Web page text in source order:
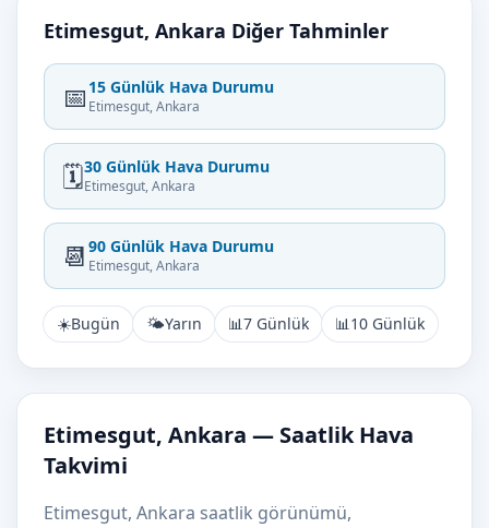
Etimesgut, Ankara Diğer Tahminler
📅 15 Günlük Hava Durumu
Etimesgut, Ankara
🗓️30 Günlük Hava Durumu
Etimesgut, Ankara
📆 90 Günlük Hava Durumu
Etimesgut, Ankara
☀️Bugün 🌤️Yarın 📊7 Günlük 📊10 Günlük
Etimesgut, Ankara — Saatlik Hava
Takvimi
Etimesgut, Ankara saatlik görünümü,